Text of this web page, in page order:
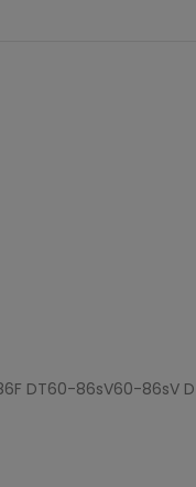
DT60-86sV60-86sV